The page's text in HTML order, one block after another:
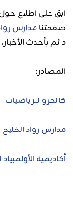
ابق على اطلاع
صفحتنامدارس
دائم بأحدث
المصادر:
كانجرو للرياضيات
مدارس رواد الخليج
أكاديمية الأولمبياد